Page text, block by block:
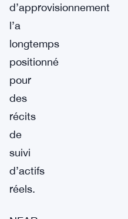
d’approvisionnement
l’a
longtemps
positionné
pour
des
récits
de
suivi
d’actifs
réels.